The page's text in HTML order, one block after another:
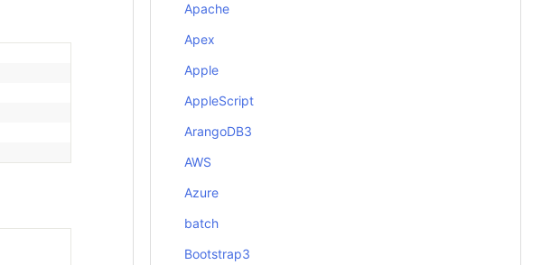
Apache
Apex
Apple
AppleScript
ArangoDB3
AWS
Azure
batch
Bootstrap3